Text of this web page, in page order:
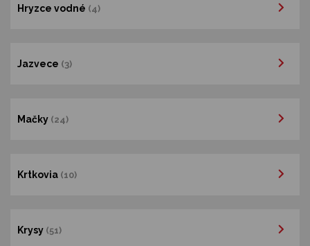
Hryzce vodné (4)
Jazvece (3)
Mačky (24)
Krtkovia (10)
Krysy (51)